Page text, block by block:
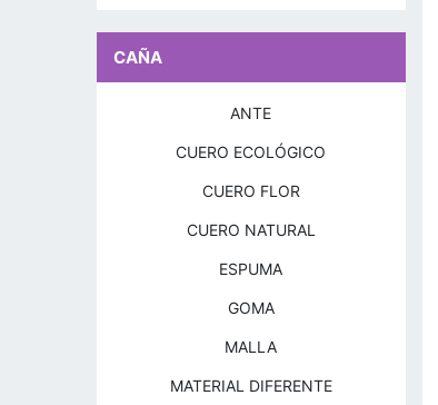
CAÑA
ANTE
CUERO ECOLÓGICO
CUERO FLOR
CUERO NATURAL
ESPUMA
GOMA
MALLA
MATERIAL DIFERENTE